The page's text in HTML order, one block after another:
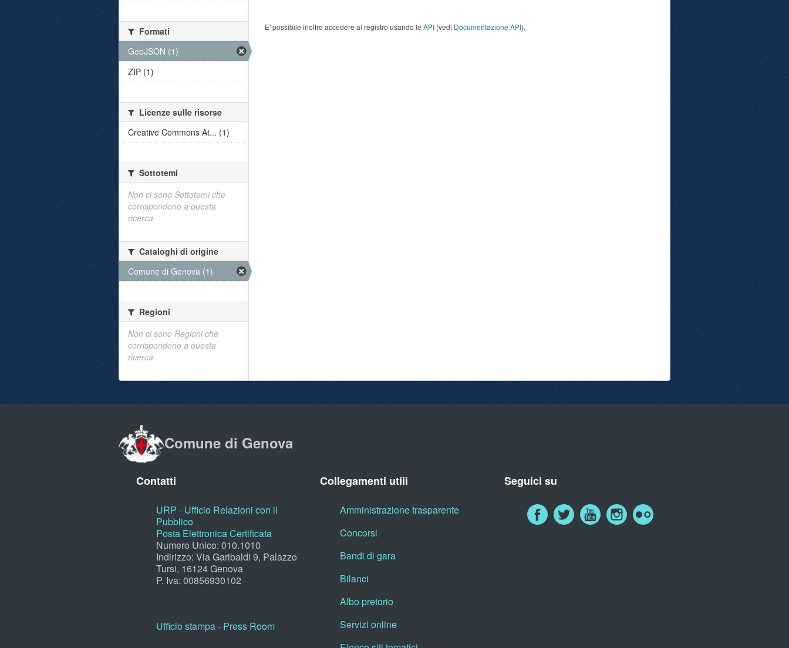
E' possibile inoltre accedere al registro usando le API (vedi Documentazione API).
Formati
GeoJSON (1)
ZIP (1)
Licenze sulle risorse
Creative Commons At... (1)
Sottotemi
Non ci sono Sottotemi che
corrispondono a questa
ricerca
Cataloghi di origine
Comune di Genova (1)
Regioni
Non ci sono Regioni che
corrispondono a questa
ricerca
Comune di Genova
Contatti
URP - Ufficio Relazioni con il
Pubblico
Posta Elettronica Certificata
Numero Unico: 010.1010
Indirizzo: Via Garibaldi 9, Palazzo
Tursi, 16124 Genova
P. Iva: 00856930102
Ufficio stampa - Press Room
Collegamenti utili
Amministrazione trasparente
Concorsi
Bandi di gara
Bilanci
Albo pretorio
Servizi online
Seguici su